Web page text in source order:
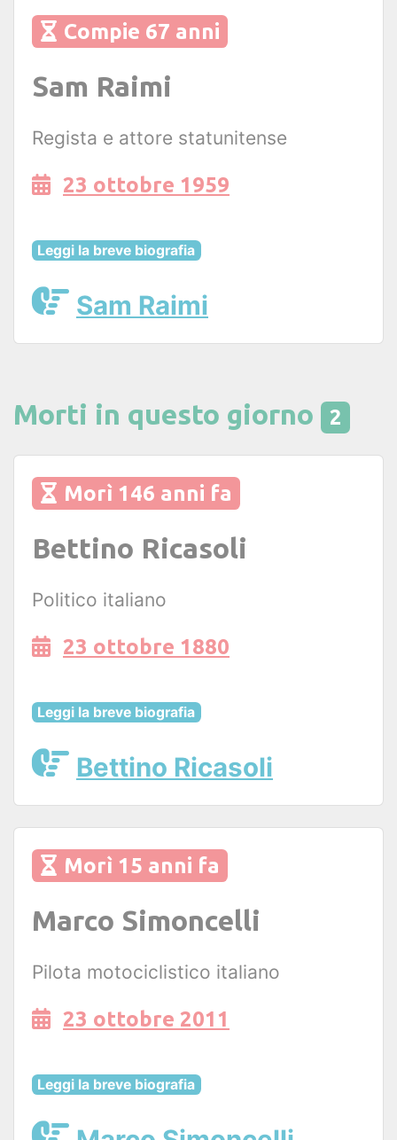
Compie 67 anni
Sam Raimi
Regista e attore statunitense
23 ottobre 1959
Leggi la breve biografia
Sam Raimi
Morti in questo giorno 2
Morì 146 anni fa
Bettino Ricasoli
Politico italiano
23 ottobre 1880
Leggi la breve biografia
Bettino Ricasoli
Morì 15 anni fa
Marco Simoncelli
Pilota motociclistico italiano
23 ottobre 2011
Leggi la breve biografia